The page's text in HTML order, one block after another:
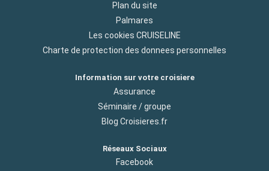
Plan du site
Palmares
Les cookies CRUISELINE
Charte de protection des donnees personnelles
Information sur votre croisiere
Assurance
Séminaire / groupe
Blog Croisieres.fr
Réseaux Sociaux
Facebook